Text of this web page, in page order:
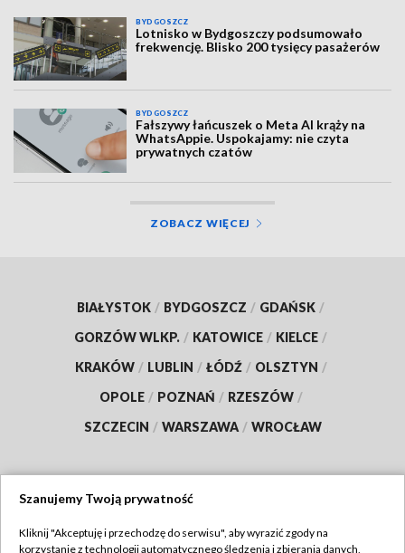
BYDGOSZCZ
Lotnisko w Bydgoszczy podsumowało
frekwencję. Blisko 200 tysięcy pasażerów
BYDGOSZCZ
Fałszywy łańcuszek o Meta AI krąży na
WhatsAppie. Uspokajamy: nie czyta
prywatnych czatów
ZOBACZ WIĘCEJ
BIAŁYSTOK / BYDGOSZCZ / GDAŃSK /
GORZÓW WLKP. / KATOWICE / KIELCE /
KRAKÓW / LUBLIN / ŁÓDŹ / OLSZTYN /
OPOLE / POZNAŃ / RZESZÓW /
SZCZECIN / WARSZAWA / WROCŁAW
Szanujemy Twoją prywatność
Kliknij "Akceptuję i przechodzę do serwisu", aby wyrazić zgody na
korzystanie z technologii automatycznego śledzenia i zbierania danych,